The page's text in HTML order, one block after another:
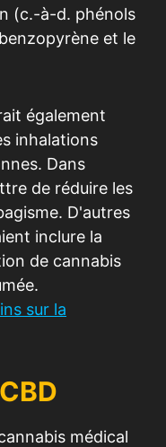
(c.-à-d. phénols
et le
également
inhalations
Dans
de réduire les
D'autres
inclure la
de cannabis
sur la
médical